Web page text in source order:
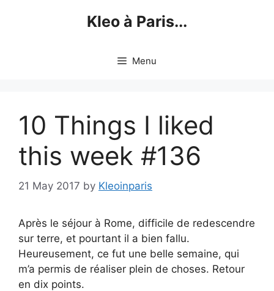
Kleo à Paris...
Menu
10 Things I liked
this week #136
21 May 2017 by Kleoinparis
Après le séjour à Rome, difficile de redescendre
sur terre, et pourtant il a bien fallu.
Heureusement, ce fut une belle semaine, qui
m’a permis de réaliser plein de choses. Retour
en dix points.